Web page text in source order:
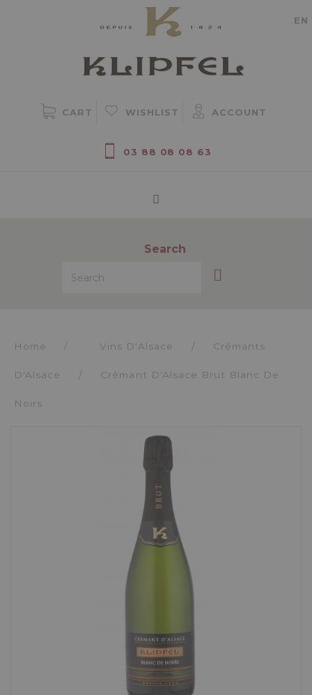
EN
CART WISHLIST ACCOUNT
03 88 08 08 63
Search
Home / Vins D'Alsace Crémants
D'Alsace Crémant D'Alsace Brut Blanc De
Noirs